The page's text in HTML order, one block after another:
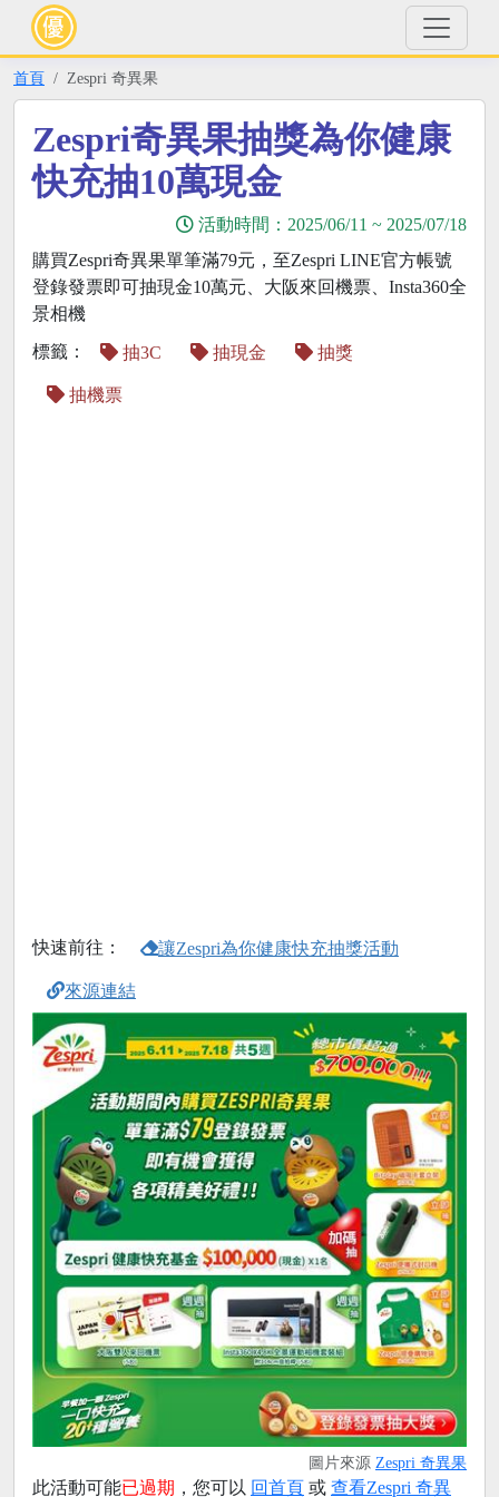
首頁 Zespri 奇異果
Zespri奇異果抽獎為你健康
快充抽10萬現金
活動時間： 2025/06/11 ~ 2025/07/18
購買Zespri奇異果單筆滿79元，至Zespri LINE官方帳號
登錄發票即可抽現金10萬元、大阪來回機票、Insta360全
景相機
標籤：
抽3C 抽現金 抽獎
抽機票
快速前往： 讓Zespri為你健康快充抽獎活動
來源連結
圖片來源 Zespri 奇異果
此活動可能已過期 ，您可以 回首頁 或 查看Zespri 奇異